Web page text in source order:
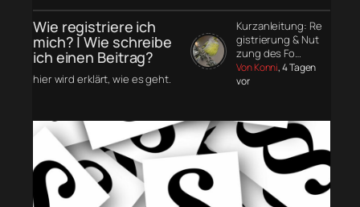
Wie registriere ich
mich? | Wie schreibe
ich einen Beitrag?
hier wird erklärt, wie es geht.
Kurzanleitung: Re
gistrierung & Nut
zung des Fo…
Von Konni, 4 Tagen
vor